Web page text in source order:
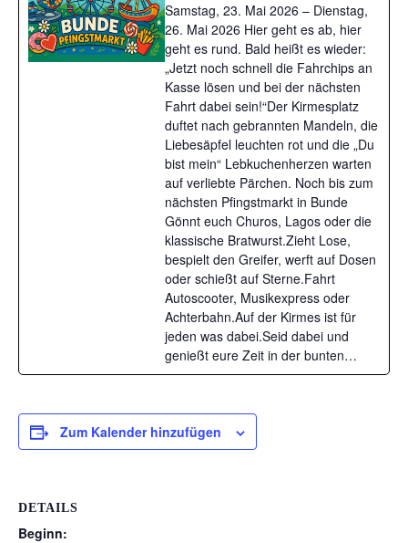
Samstag, 23. Mai 2026 – Dienstag,
26. Mai 2026 Hier geht es ab, hier
geht es rund. Bald heißt es wieder:
„Jetzt noch schnell die Fahrchips an
Kasse lösen und bei der nächsten
Fahrt dabei sein!“Der Kirmesplatz
duftet nach gebrannten Mandeln, die
Liebesäpfel leuchten rot und die „Du
bist mein“ Lebkuchenherzen warten
auf verliebte Pärchen. Noch bis zum
nächsten Pfingstmarkt in Bunde
Gönnt euch Churos, Lagos oder die
klassische Bratwurst.Zieht Lose,
bespielt den Greifer, werft auf Dosen
oder schießt auf Sterne.Fahrt
Autoscooter, Musikexpress oder
Achterbahn.Auf der Kirmes ist für
jeden was dabei.Seid dabei und
genießt eure Zeit in der bunten…
Zum Kalender hinzufügen
DETAILS
Beginn: